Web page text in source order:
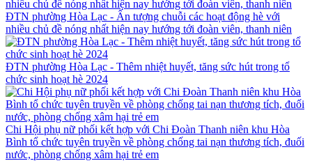
ĐTN phường Hòa Lạc - Ấn tượng chuỗi các hoạt động hè với
nhiều chủ đề nóng nhất hiện nay hướng tới đoàn viên, thanh niên
ĐTN phường Hòa Lạc - Thêm nhiệt huyết, tăng sức hút trong tổ
chức sinh hoạt hè 2024
Chi Hội phụ nữ phối kết hợp với Chi Đoàn Thanh niên khu Hòa
Bình tổ chức tuyên truyền về phòng chống tai nạn thương tích, đuối
nước, phòng chống xâm hại trẻ em